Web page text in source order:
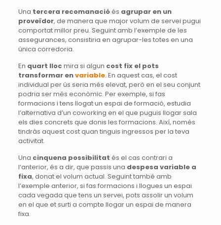
Una tercera recomanacióés agrupar en un
proveïdor, de manera que major volum de servei pugui
comportat millor preu. Seguint amb l’exemple de les
assegurances, consistiria en agrupar-les totes en una
única corredoria.
En quart lloc mira si algun cost fix el pots
transformar envariable. En aquest cas, el cost
individual per ús seria més elevat, però en el seu conjunt
podria ser més econòmic. Per exemple, si fas
formacions i tens llogat un espai de formació, estudia
l’alternativa d’un coworking en el que puguis llogar sala
els dies concrets que donis les formacions. Així, només
tindràs aquest cost quan tinguis ingressos per la teva
activitat.
Una cinquena possibilitat és el cas contrari a
l’anterior, és a dir, que passis una despesa variable a
fixa, donat el volum actual. Seguint també amb
l’exemple anterior, si fas formacions i llogues un espai
cada vegada que tens un servei, pots assolir un volum
en el que et surti a compte llogar un espai de manera
fixa.